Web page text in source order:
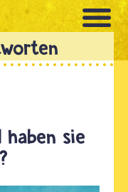
haben sie